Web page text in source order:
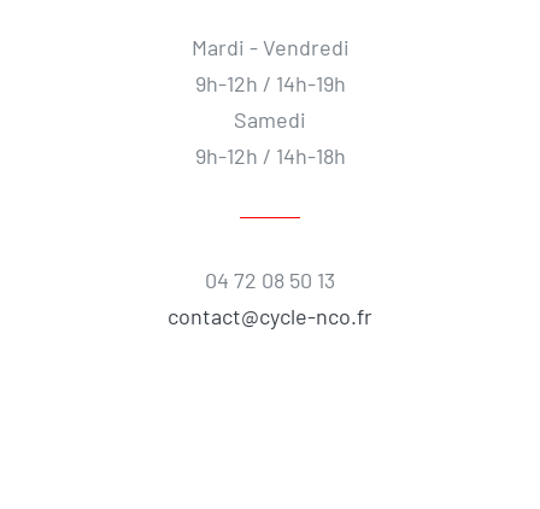
Mardi - Vendredi
9h-12h / 14h-19h
Samedi
9h-12h / 14h-18h
04 72 08 50 13
contact@cycle-nco.fr